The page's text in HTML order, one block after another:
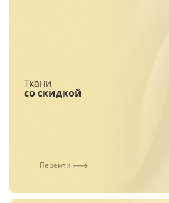
Ткани
со скидкой
Перейти